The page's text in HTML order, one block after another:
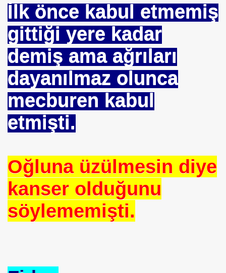
İlk önce kabul etmemiş
gittiği yere kadar
demiş ama ağrıları
dayanılmaz olunca
mecburen kabul
etmişti.
Oğluna üzülmesin diye
kanser olduğunu
söylememişti.
EROĞLU
Oturan TekProf. Maliye Bakanı